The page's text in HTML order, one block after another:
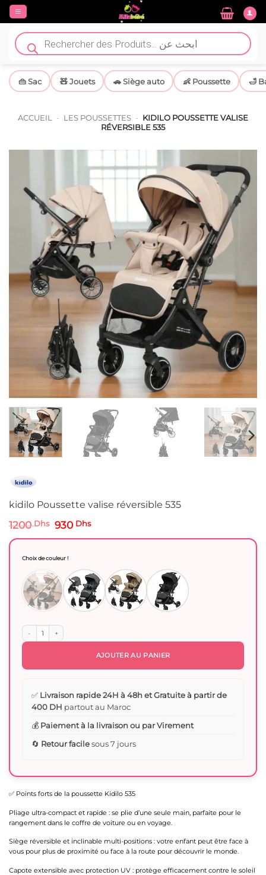
Passer
contenu
Recherche
de
produits
👜 Sac 🧸 Jouets 🚗 Siège auto 👶 Poussette 🛁
ACCUEIL - LES POUSSETTES - KIDILO POUSSETTE VALISE
RÉVERSIBLE 535
kidilo Poussette valise réversible 535
1200Dhs Le
était :
1200 Dhs.
930 DhsLe
✅ Points forts de la poussette Kidilo 535
Pliage ultra-compact et rapide : se plie d’une seule main, parfaite pour le
rangement dans le coffre de voiture ou en voyage.
Siège réversible et inclinable multi-positions : votre enfant peut être face à
vous pour plus de proximité ou face à la route pour découvrir le monde.
Capote extensible avec protection UV : protège efficacement contre le soleil
Choix de couleur !
quantité de kidilo Poussette valise réversible 535
AJOUTER AU PANIER
✅ Livraison rapide 24H à 48h et Gratuite à partir de
400 DH partout au Maroc
💰 Paiement à la livraison ou par Virement
🔄 Retour facilesous 7 jours